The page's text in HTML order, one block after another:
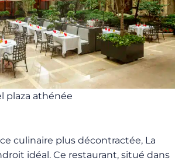
plaza athénée
culinaire plus décontractée, La
idéal. Ce restaurant, situé dans